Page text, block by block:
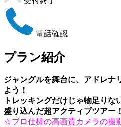
電話確認
プラン紹介
ジャングルを舞台に、アドレナ
よう！
トレッキングだけじゃ物足りな
盛り込んだ超アクティブツアー！
☆プロ仕様の高画質カメラの撮